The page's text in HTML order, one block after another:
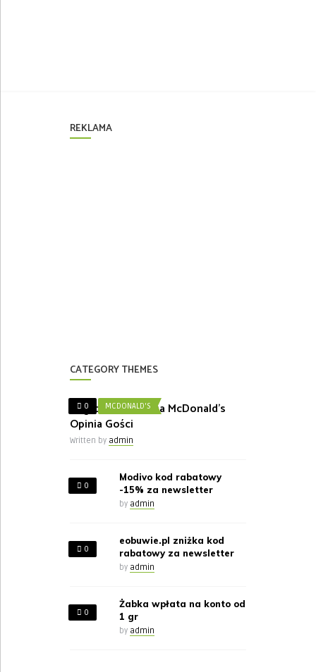
REKLAMA
CATEGORY THEMES
0 MCDONALD'S
Nagroda w Ankieta McDonald’s
Opinia Gości
Written by admin
0
Modivo kod rabatowy
-15% za newsletter
by admin
0
eobuwie.pl zniżka kod
rabatowy za newsletter
by admin
0
Żabka wpłata na konto od
1 gr
by admin